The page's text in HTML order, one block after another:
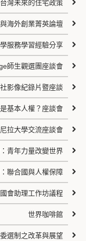
灣未來的住宅政策
海外創業菁英論壇
服務學習經驗分享
師生觀選團座談會
影像紀錄片暨座談
基本人權？座談會
拉大學交流座談會
青年力量改變世界
聯合國與人權保障
會助理工作坊議程
世界咖啡館
選制之改革與展望